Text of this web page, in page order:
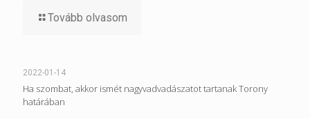
Tovább olvasom
2022-01-14
Ha szombat, akkor ismét nagyvadvadászatot tartanak Torony
határában